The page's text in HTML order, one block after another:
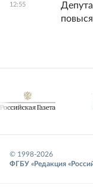
12:55
© 1998-2026
ФГБУ «Редакция